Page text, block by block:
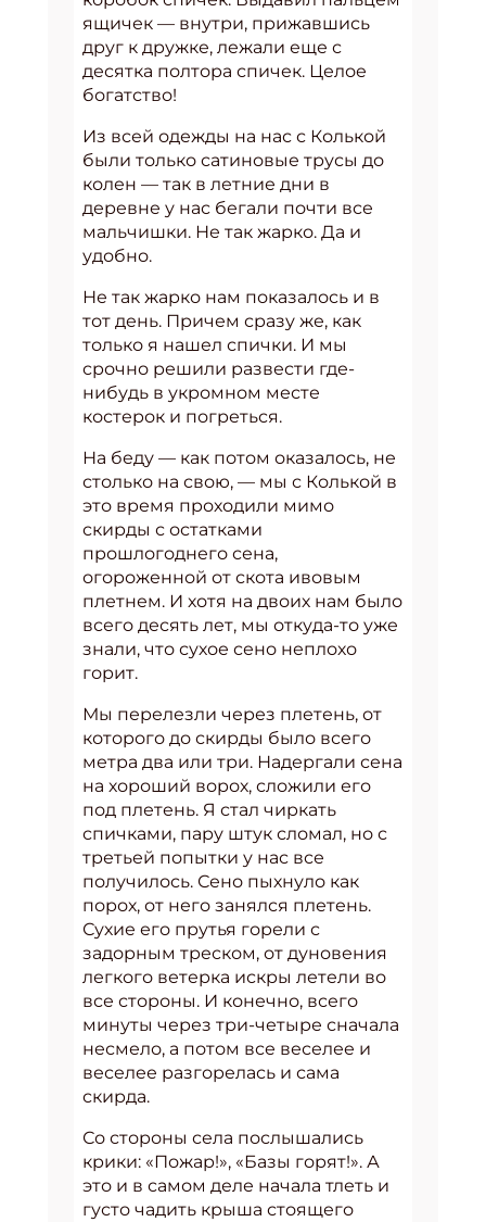
ящичек — внутри, прижавшись
друг к дружке, лежали еще с
десятка полтора спичек. Целое
богатство!
Из всей одежды на нас с Колькой
были только сатиновые трусы до
колен — так в летние дни в
деревне у нас бегали почти все
мальчишки. Не так жарко. Да и
удобно.
Не так жарко нам показалось и в
тот день. Причем сразу же, как
только я нашел спички. И мы
срочно решили развести где-
нибудь в укромном месте
костерок и погреться.
На беду — как потом оказалось, не
столько на свою, — мы с Колькой в
это время проходили мимо
скирды с остатками
прошлогоднего сена,
огороженной от скота ивовым
плетнем. И хотя на двоих нам было
всего десять лет, мы откуда-то уже
знали, что сухое сено неплохо
горит.
Мы перелезли через плетень, от
которого до скирды было всего
метра два или три. Надергали сена
на хороший ворох, сложили его
под плетень. Я стал чиркать
спичками, пару штук сломал, но с
третьей попытки у нас все
получилось. Сено пыхнуло как
порох, от него занялся плетень.
Сухие его прутья горели с
задорным треском, от дуновения
легкого ветерка искры летели во
все стороны. И конечно, всего
минуты через три-четыре сначала
несмело, а потом все веселее и
веселее разгорелась и сама
скирда.
Со стороны села послышались
крики: «Пожар!», «Базы горят!». А
это и в самом деле начала тлеть и
густо чадить крыша стоящего